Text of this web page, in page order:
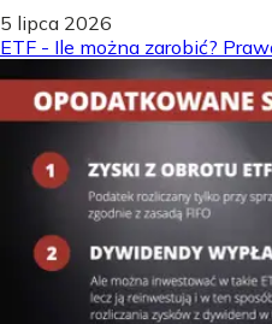
5 lipca 2026
ETF - Ile można zarobić?